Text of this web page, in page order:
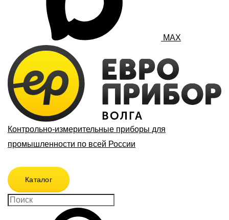
MAX
Контрольно-измерительные приборы для
промышленности по всей России
Каталог